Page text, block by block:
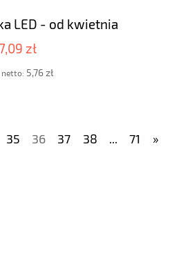
LED - od kwietnia
zł
netto: 5,76 zł
35 36 37 38 ... 71 »